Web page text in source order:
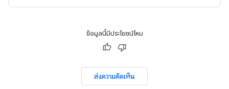
ข้อมูลนี้มีประโยชน์ไหม
ส่งความคิดเห็น